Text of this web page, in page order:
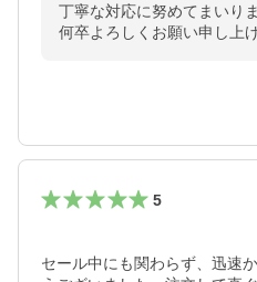
丁寧な対応に努めてまいりま
何卒よろしくお願い申し上げ
5
セール中にも関わらず、迅速